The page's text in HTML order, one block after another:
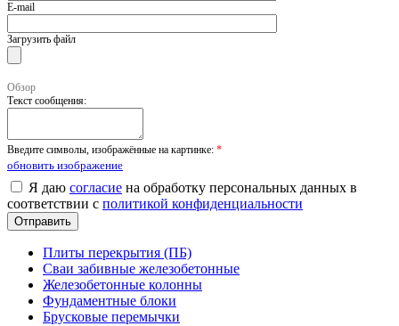
E-mail
Загрузить файл
Обзор
Текст сообщения:
Введите символы, изображённые на картинке: *
обновить изображение
Я даю согласие на обработку персональных данных в
соответствии с политикой конфиденциальности
Плиты перекрытия (ПБ)
Сваи забивные железобетонные
Железобетонные колонны
Фундаментные блоки
Брусковые перемычки